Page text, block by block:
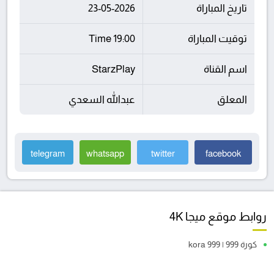
تاريخ المباراة 23-05-2026
توقيت المباراة 19:00 Time
اسم القناة StarzPlay
المعلق عبدالله السعدي
facebook
twitter
whatsapp
telegram
روابط موقع ميجا 4K
كورة 999 | kora 999